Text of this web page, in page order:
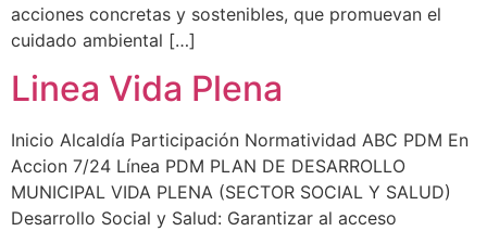
acciones concretas y sostenibles, que promuevan el
cuidado ambiental […]
Linea Vida Plena
Inicio Alcaldía Participación Normatividad ABC PDM En
Accion 7/24 Línea PDM PLAN DE DESARROLLO
MUNICIPAL VIDA PLENA (SECTOR SOCIAL Y SALUD)
Desarrollo Social y Salud: Garantizar al acceso